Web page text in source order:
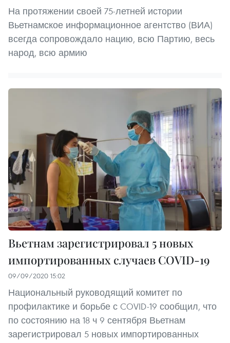
На протяжении своей 75-летней истории
Вьетнамское информационное агентство (ВИА)
всегда сопровождало нацию, всю Партию, весь
народ, всю армию
Вьетнам зарегистрировал 5 новых
импортированных случаев COVID-19
09/09/2020 15:02
Национальный руководящий комитет по
профилактике и борьбе с COVID-19 сообщил, что
по состоянию на 18 ч 9 сентября Вьетнам
зарегистрировал 5 новых импортированных